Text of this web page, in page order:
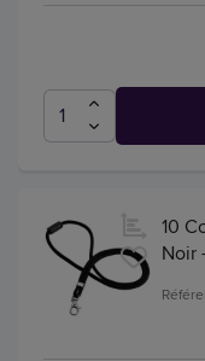
10
Noir